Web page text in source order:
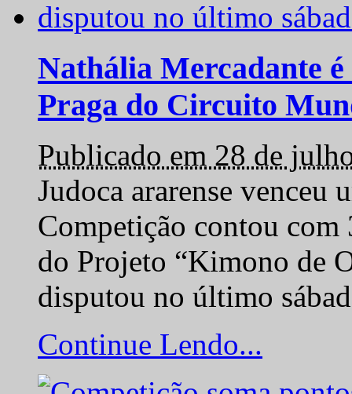
Nathália Mercadante
Praga do Circuito
Publicado em 28 de
Judoca ararense venceu
Competição contou com
do Projeto “Kimono de
disputou no último
Continue Lendo...